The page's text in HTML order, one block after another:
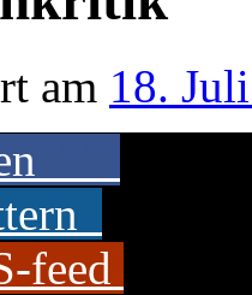
am 18.
feed